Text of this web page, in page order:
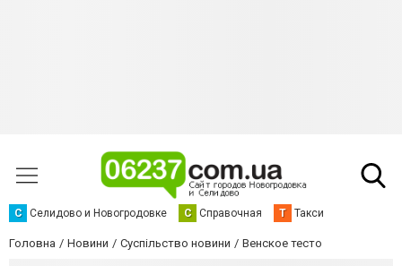
С Селидово и Новогродовке С Справочная Т Такси
Головна Новини Суспільство новини Венское тесто